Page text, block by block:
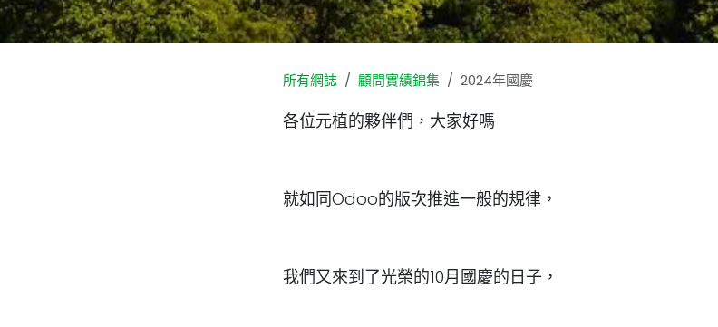
所有網誌 顧問實績錦集 2024年國慶
各位元植的夥伴們，大家好嗎
就如同Odoo的版次推進一般的規律，
我們又來到了光榮的10月國慶的日子，